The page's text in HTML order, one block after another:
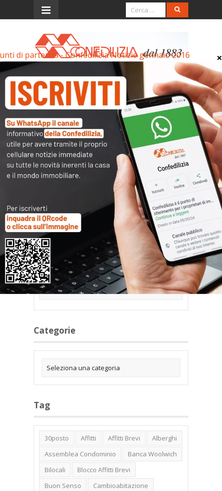
Menu
Punti di partenza –
Confedilizia Notizie
gennaio 2016
Punti di partenza - Confedilizia Notizie gennaio
2016
Punti di partenza – Confedilizia Notizie gennaio
Articoli collegati
Archivi
Categorie
Tag
30posto Affitti Affitti Brevi
Alberghi
Assemblea Condominio
Banca Woolwich
Bilocali
Blocco Affitti Brevi
Buon Senso
Cambioabitazione
di partenza - Confedilizia Notizie gennaio 2016